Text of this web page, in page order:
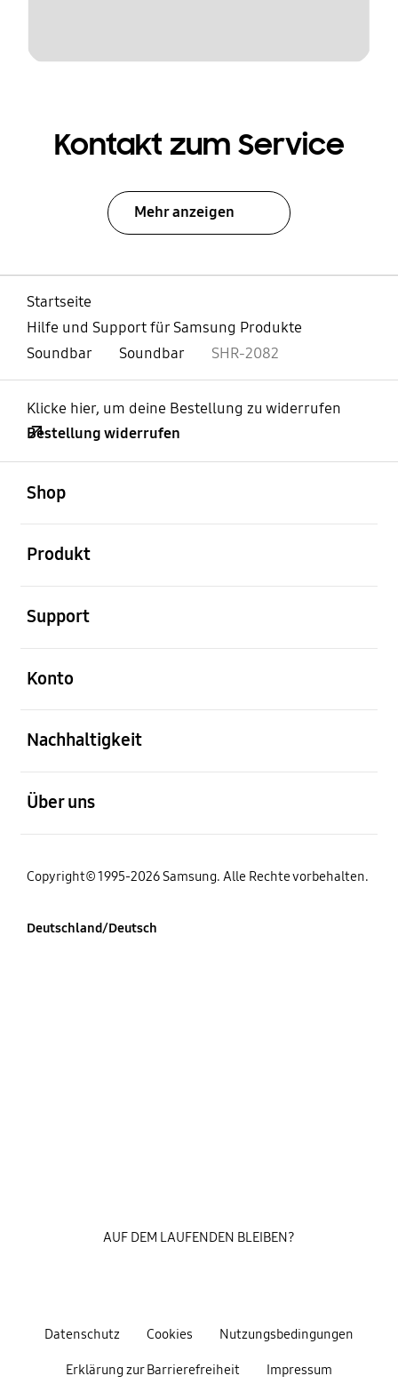
Kontakt zum Service
Mehr anzeigen
Startseite
Hilfe und Support für Samsung Produkte
Soundbar
Soundbar SHR-2082
Klicke hier, um deine Bestellung zu widerrufen
Bestellung widerrufen
Shop
Produkt
Support
Konto
Nachhaltigkeit
Über uns
Copyright© 1995-2026 Samsung. Alle Rechte vorbehalten.
Deutschland/Deutsch
Datenschutz Cookies Nutzungsbedingungen
Erklärung zur Barrierefreiheit Impressum
AUF DEM LAUFENDEN BLEIBEN?